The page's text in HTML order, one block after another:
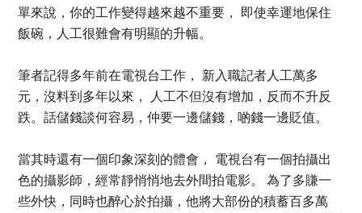
單來說，你的工作變得越來越不重要， 即使幸運地保住
飯碗，人工很難會有明顯的升幅。
筆者記得多年前在電視台工作， 新入職記者人工萬多
元，沒料到多年以來， 人工不但沒有增加，反而不升反
跌。話儲錢談何容易，仲要一邊儲錢，啲錢一邊貶值。
當其時還有一個印象深刻的體會， 電視台有一個拍攝出
色的攝影師，經常靜悄悄地去外間拍電影。 為了多賺一
些外快，同時也醉心於拍攝，他將大部份的積蓄百多萬